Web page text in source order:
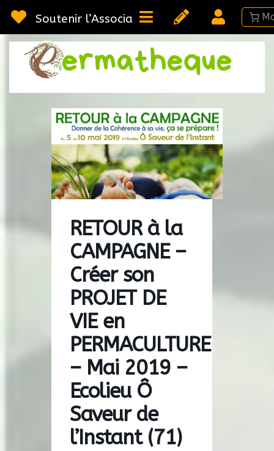
au
contenu
Soutenir l’Association
sur la
RETOUR à la
CAMPAGNE –
Créer son
PROJET DE
VIE en
PERMACULTURE
– Mai 2019 –
Ecolieu Ô
Saveur de
l’Instant (71)